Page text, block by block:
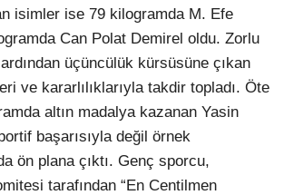
isimler ise 79 kilogramda M. Efe
Can Polat Demirel oldu. Zorlu
üçüncülük kürsüsüne çıkan
ve kararlılıklarıyla takdir topladı. Öte
altın madalya kazanan Yasin
başarısıyla değil örnek
ön plana çıktı. Genç sporcu,
tarafından “En Centilmen